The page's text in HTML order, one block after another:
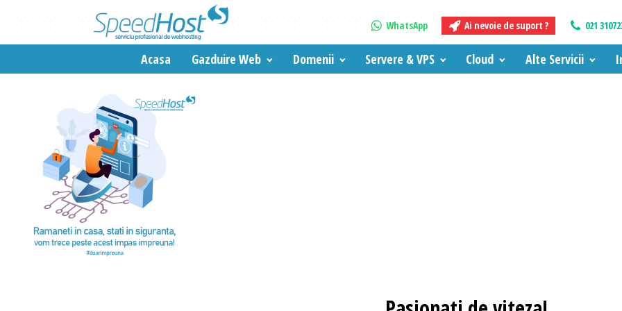
WhatsApp Ai nevoie de suport ? 021
Acasa Gazduire Web Domenii Servere & VPS Cloud Alte Servicii